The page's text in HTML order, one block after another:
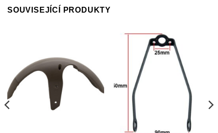
SOUVISEJÍCÍ PRODUKTY